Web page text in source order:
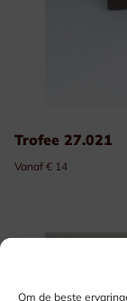
Om de beste
Trofee 27.021
Vanaf € 14